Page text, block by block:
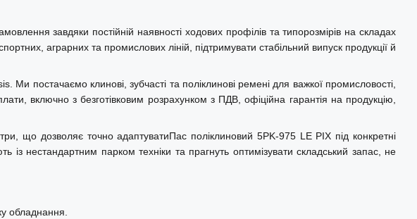
завдяки постійній наявності ходових профілів та типорозмірів на складах
аграрних та промислових ліній, підтримувати стабільний випуск продукції й
постачаємо клинові, зубчасті та поліклинові ремені для важкої промисловості,
включно з безготівковим розрахунком з ПДВ, офіційна гарантія на продукцію,
що дозволяє точно адаптуватиПас поліклиновий 5PK-975 LE PIX під конкретні
із нестандартним парком техніки та прагнуть оптимізувати складський запас, не
обладнання.